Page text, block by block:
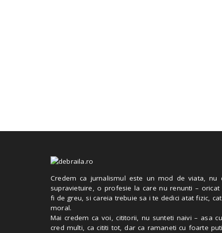
Credem ca jurnalismul este un mod de viata, nu
supravietuire, o profesie la care nu renunti – oricat
fi de greu, si careia trebuie sa i te dedici atat fizic,
moral.
Mai credem ca voi, cititorii, nu sunteti naivi – asa
cred multi, ca cititi tot, dar ca ramaneti cu foarte